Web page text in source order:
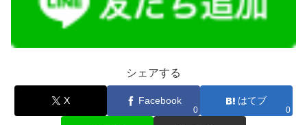
シェアする
X Facebook
0
はてブ
0